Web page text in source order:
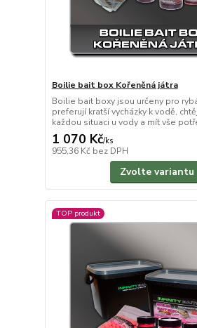
Boilie bait box Kořeněná játra
Boilie bait boxy jsou určeny pro
preferují kratší vycházky k vodě,
každou situaci u vody a mít vše
1 070 Kč/ks
955,36 Kč bez DPH
Zvolte variantu
TOP produkt